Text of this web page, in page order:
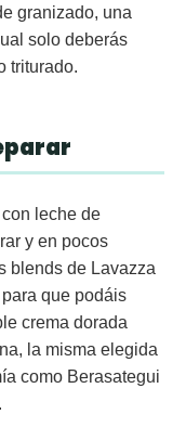
granizado, una
solo deberás
triturado.
leche de
y en pocos
blends de Lavazza
que podáis
crema dorada
la misma elegida
como Berasategui